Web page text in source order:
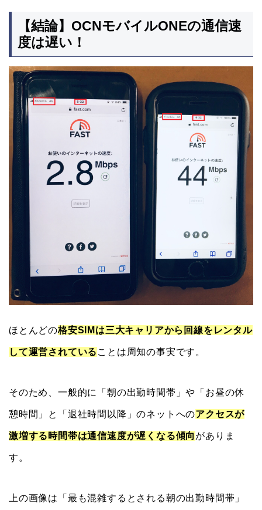
【結論】OCNモバイルONEの通信速
度は遅い！
ほとんどの格安SIMは三大キャリアから回線をレンタル
して運営されている ことは周知の事実です。
そのため、一般的に「朝の出勤時間帯」や「お昼の休
憩時間」と「退社時間以降」のネットへのアクセスが
激増する時間帯は通信速度が遅くなる傾向 がありま
す。
上の画像は「最も混雑するとされる朝の出勤時間帯」